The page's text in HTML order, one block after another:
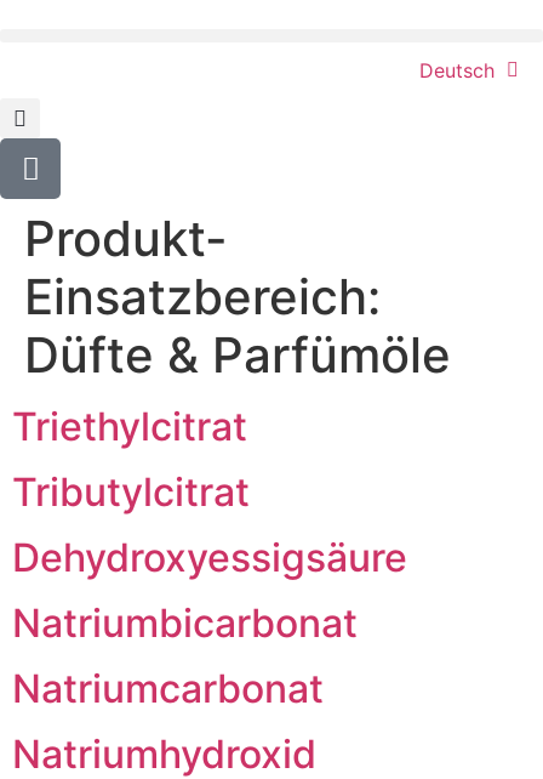
Deutsch
Produkt-
Einsatzbereich:
Düfte & Parfümöle
Triethylcitrat
Tributylcitrat
Dehydroxyessigsäure
Natriumbicarbonat
Natriumcarbonat
Natriumhydroxid